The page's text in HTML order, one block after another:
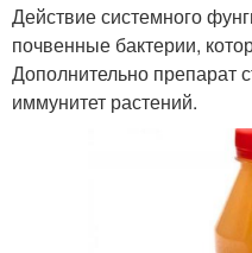
Действие системного
почвенные бактерии,
Дополнительно препарат
иммунитет растений.